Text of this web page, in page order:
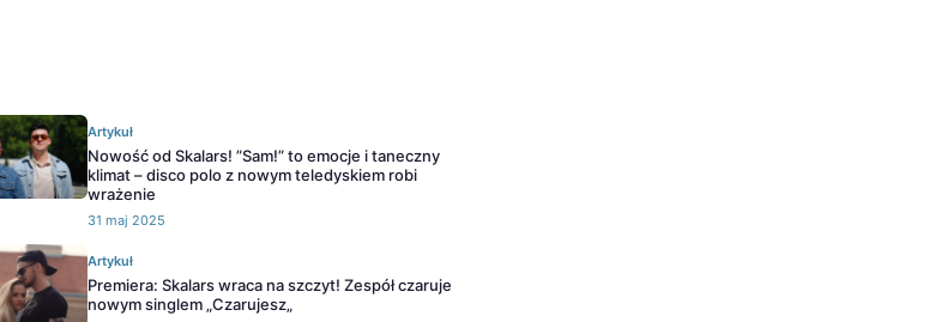
Artykuł
Nowość od Skalars! ”Sam!” to emocje i taneczny
klimat – disco polo z nowym teledyskiem robi
wrażenie
31 maj 2025
Artykuł
Premiera: Skalars wraca na szczyt! Zespół czaruje
nowym singlem „Czarujesz„